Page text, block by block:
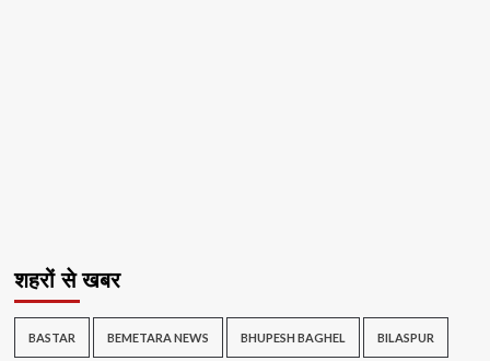
शहरों से खबर
BASTAR BEMETARA NEWS BHUPESH BAGHEL BILASPUR